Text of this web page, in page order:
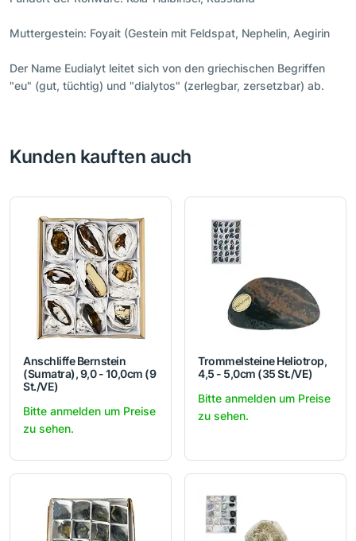
Muttergestein: Foyait (Gestein mit Feldspat, Nephelin, Aegirin
Der Name Eudialyt leitet sich von den griechischen Begriffen
"eu" (gut, tüchtig) und "dialytos" (zerlegbar, zersetzbar) ab.
Kunden kauften auch
Anschliffe Bernstein
(Sumatra), 9,0 - 10,0cm (9
St./VE)
Bitte anmelden um Preise
zu sehen.
Trommelsteine Heliotrop,
4,5 - 5,0cm (35 St./VE)
Bitte anmelden um Preise
zu sehen.